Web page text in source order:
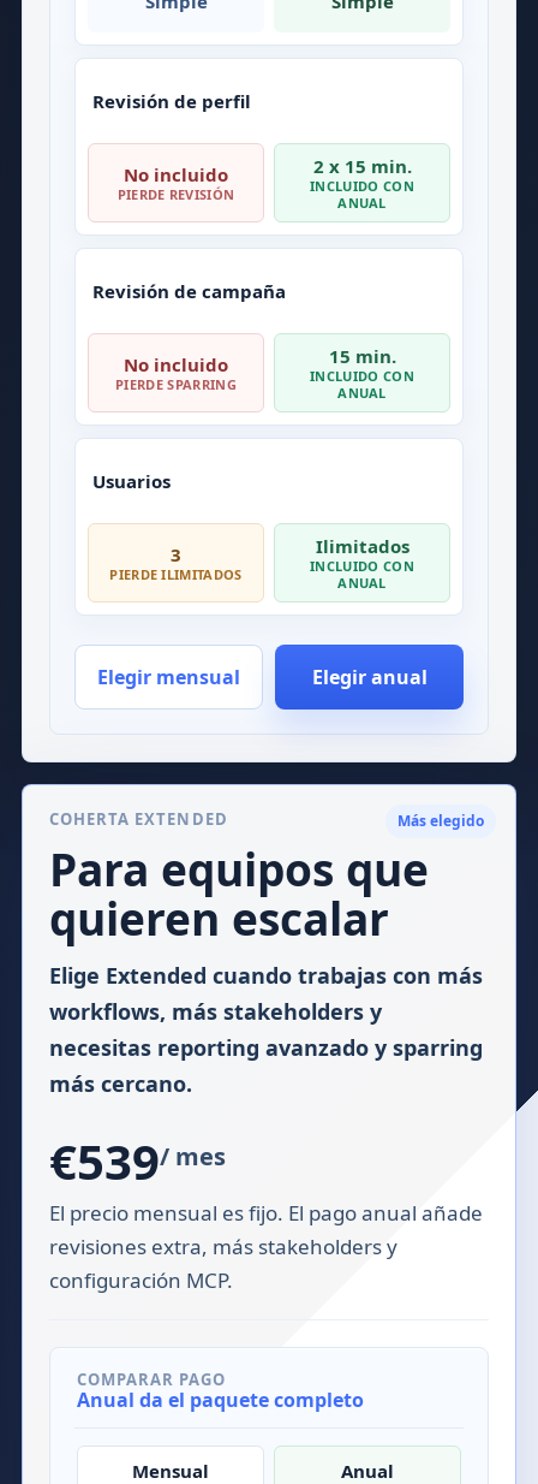
Revisión de perfil
No incluido
PIERDE REVISIÓN
2 x 15 min.
INCLUIDO CON
ANUAL
Revisión de campaña
No incluido
PIERDE SPARRING
15 min.
INCLUIDO CON
ANUAL
Usuarios
3
PIERDE ILIMITADOS
Ilimitados
INCLUIDO CON
ANUAL
Elegir mensual Elegir anual
Más elegido
COHERTA EXTENDED
Para equipos que
quieren escalar
Elige Extended cuando trabajas con más
workflows, más stakeholders y
necesitas reporting avanzado y sparring
más cercano.
€539/ mes
El precio mensual es fijo. El pago anual añade
revisiones extra, más stakeholders y
configuración MCP.
COMPARAR PAGO
Anual da el paquete completo
Mensual Anual